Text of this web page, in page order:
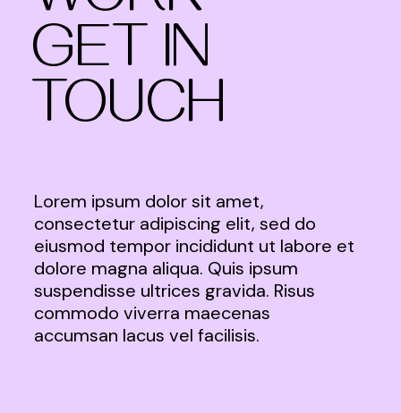
GET IN
TOUCH
Lorem ipsum dolor sit amet,
consectetur adipiscing elit, sed do
eiusmod tempor incididunt ut labore et
dolore magna aliqua. Quis ipsum
suspendisse ultrices gravida. Risus
commodo viverra maecenas
accumsan lacus vel facilisis.